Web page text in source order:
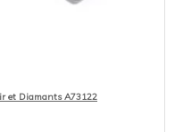
et Diamants A73122